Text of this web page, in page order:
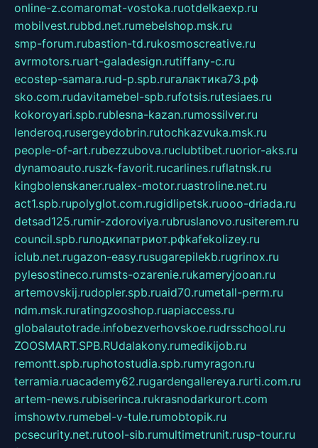
online-z.comaromat-vostoka.ruotdelkaexp.ru
mobilvest.rubbd.net.rumebelshop.msk.ru
smp-forum.rubastion-td.rukosmoscreative.ru
avrmotors.ruart-galadesign.rutiffany-c.ru
ecostep-samara.rud-p.spb.ruгалактика73.рф
sko.com.rudavitamebel-spb.rufotsis.rutesiaes.ru
kokoroyari.spb.rublesna-kazan.rumossilver.ru
lenderoq.rusergeydobrin.rutochkazvuka.msk.ru
people-of-art.rubezzubova.ruclubtibet.ruorior-aks.ru
dynamoauto.ruszk-favorit.rucarlines.ruflatnsk.ru
kingbolenskaner.rualex-motor.ruastroline.net.ru
act1.spb.rupolyglot.com.rugidlipetsk.ruooo-driada.ru
detsad125.rumir-zdoroviya.rubruslanovo.rusiterem.ru
council.spb.ruлодкипатриот.рфkafekolizey.ru
iclub.net.rugazon-easy.rusugarepilekb.rugrinox.ru
pylesostineco.rumsts-ozarenie.rukameryjooan.ru
artemovskij.rudopler.spb.ruaid70.rumetall-perm.ru
ndm.msk.ruratingzooshop.ruapiaccess.ru
globalautotrade.infobezverhovskoe.rudrsschool.ru
ZOOSMART.SPB.RUdalakony.rumedikijob.ru
remontt.spb.ruphotostudia.spb.rumyragon.ru
terramia.ruacademy62.rugardengallereya.rurti.com.ru
artem-news.rubiserinca.rukrasnodarkurort.com
imshowtv.rumebel-v-tule.rumobtopik.ru
pcsecurity.net.rutool-sib.rumultimetrunit.rusp-tour.ru